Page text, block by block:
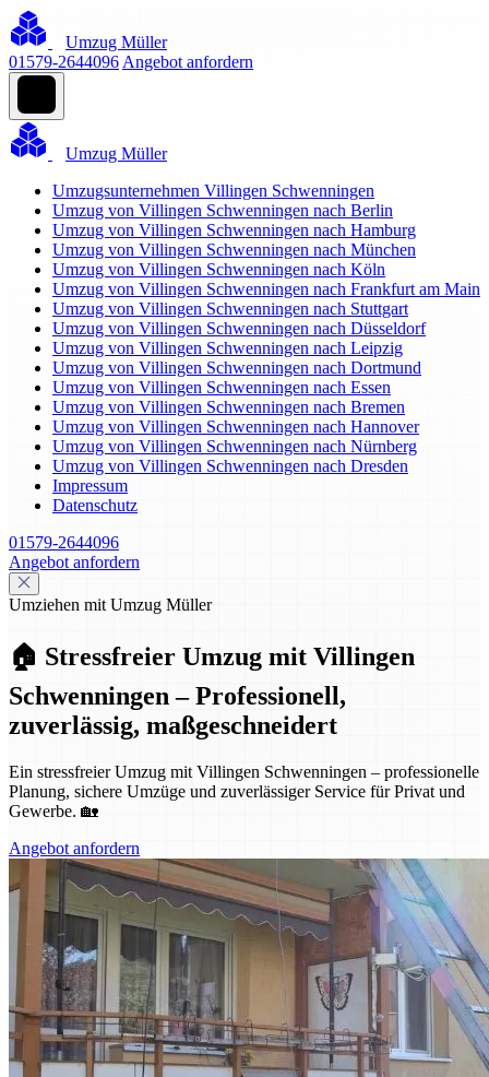
Umzug Müller
01579-2644096 Angebot anfordern
Umzug Müller
Umzugsunternehmen Villingen Schwenningen
Umzug von Villingen Schwenningen nach Berlin
Umzug von Villingen Schwenningen nach Hamburg
Umzug von Villingen Schwenningen nach München
Umzug von Villingen Schwenningen nach Köln
Umzug von Villingen Schwenningen nach Frankfurt am Main
Umzug von Villingen Schwenningen nach Stuttgart
Umzug von Villingen Schwenningen nach Düsseldorf
Umzug von Villingen Schwenningen nach Leipzig
Umzug von Villingen Schwenningen nach Dortmund
Umzug von Villingen Schwenningen nach Essen
Umzug von Villingen Schwenningen nach Bremen
Umzug von Villingen Schwenningen nach Hannover
Umzug von Villingen Schwenningen nach Nürnberg
Umzug von Villingen Schwenningen nach Dresden
Impressum
Datenschutz
01579-2644096
Angebot anfordern
Umziehen mit Umzug Müller
🏠 Stressfreier Umzug mit Villingen
Schwenningen – Professionell,
zuverlässig, maßgeschneidert
Ein stressfreier Umzug mit Villingen Schwenningen – professionelle
Planung, sichere Umzüge und zuverlässiger Service für Privat und
Gewerbe. 🏡
Angebot anfordern